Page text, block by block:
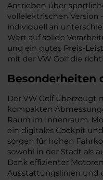
Antrieben über
vollelektrischen Version
individuell an
Wert auf solide
und ein gutes Preis-
mit der VW Golf die
Besonderheiten
Der VW Golf überzeugt
kompakten
Raum im Innenraum.
ein digitales Cockpit
sorgen für hohen
sowohl in der Stadt als
Dank effizienter
Ausstattungslinien und